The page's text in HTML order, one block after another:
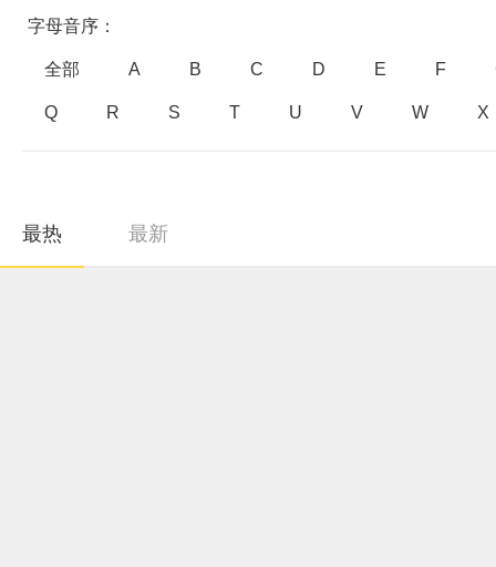
字母音序：
全部 A B C D E F
Q R S T U V W X
最热 最新